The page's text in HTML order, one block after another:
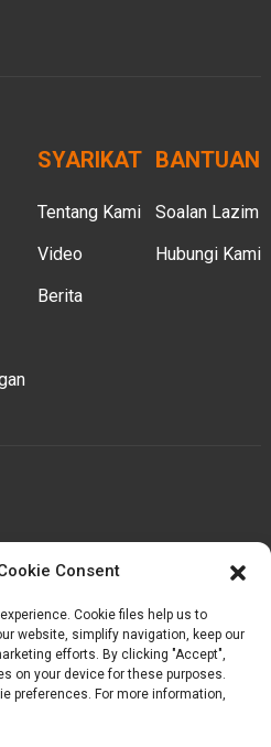
SYARIKAT
Tentang Kami
Video
Berita
BANTUAN
Soalan Lazim
Hubungi Kami
Chengbei, Bandar Luocheng,
Fujian, China.
Consent
Cookie files help us to
website, simplify navigation, keep our
efforts. By clicking "Accept",
on your device for these purposes.
preferences. For more information,